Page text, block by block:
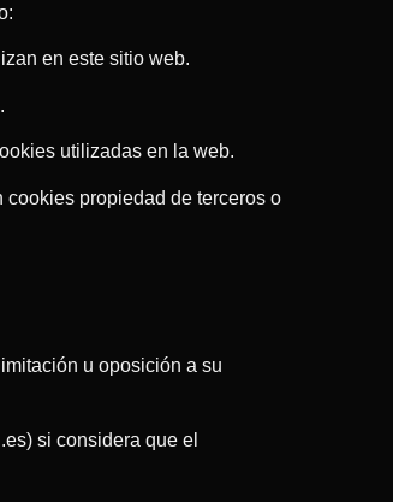
en este sitio web.
utilizadas en la web.
propiedad de terceros o
u oposición a su
si considera que el